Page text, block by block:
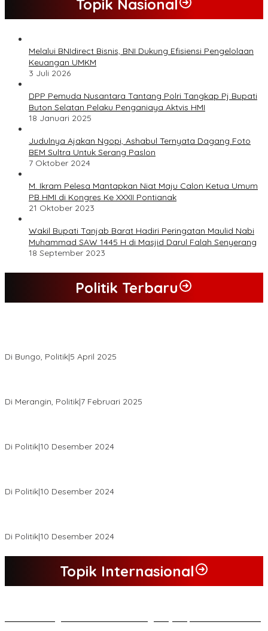
Topik Nasional
Melalui BNIdirect Bisnis, BNI Dukung Efisiensi Pengelolaan
Keuangan UMKM
3 Juli 2026
DPP Pemuda Nusantara Tantang Polri Tangkap Pj Bupati
Buton Selatan Pelaku Penganiaya Aktvis HMI
18 Januari 2025
Judulnya Ajakan Ngopi, Ashabul Ternyata Dagang Foto
BEM Sultra Untuk Serang Paslon
7 Oktober 2024
M. Ikram Pelesa Mantapkan Niat Maju Calon Ketua Umum
PB HMI di Kongres Ke XXXII Pontianak
21 Oktober 2023
Wakil Bupati Tanjab Barat Hadiri Peringatan Maulid Nabi
Muhammad SAW 1445 H di Masjid Darul Falah Senyerang
18 September 2023
Politik Terbaru
Di Bungo, Politik|5 April 2025
Di Merangin, Politik|7 Februari 2025
Di Politik|10 Desember 2024
Di Politik|10 Desember 2024
Di Politik|10 Desember 2024
Topik Internasional